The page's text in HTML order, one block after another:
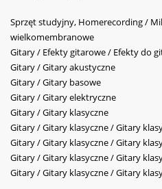
Sprzęt studyjny, Homerecording /
wielkomembranowe
Gitary / Efekty gitarowe / Efekty do
Gitary / Gitary akustyczne
Gitary / Gitary basowe
Gitary / Gitary elektryczne
Gitary / Gitary klasyczne
Gitary / Gitary klasyczne / Gitary
Gitary / Gitary klasyczne / Gitary
Gitary / Gitary klasyczne / Gitary
Gitary / Gitary klasyczne / Gitary